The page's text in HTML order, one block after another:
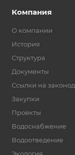
Компания
О компании
История
Структура
Документы
Ссылки на
Закупки
Проекты
Водоснабжение
Водоотведение